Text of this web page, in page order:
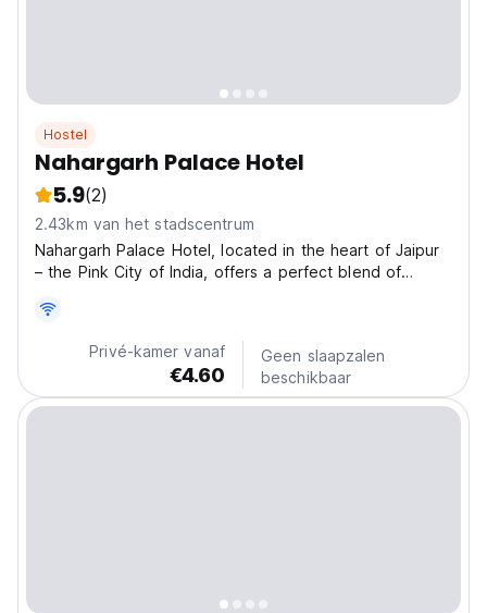
Hostel
Nahargarh Palace Hotel
5.9(2)
2.43km van het stadscentrum
Nahargarh Palace Hotel, located in the heart of Jaipur
– the Pink City of India, offers a perfect blend of
Conveniently situated just 9 km from Jaipur
International Airport, 2 km from Jaipur Railway Station,...
Privé-kamer vanaf
€4.60
Geen slaapzalen
beschikbaar